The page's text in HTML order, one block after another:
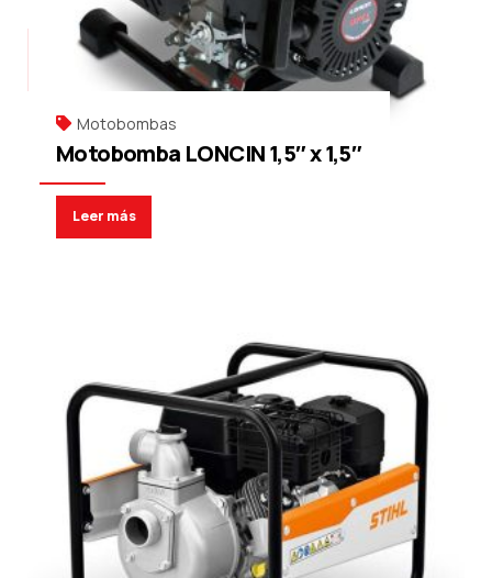
Motobombas
Motobomba LONCIN 1,5″ x 1,5″
Leer más